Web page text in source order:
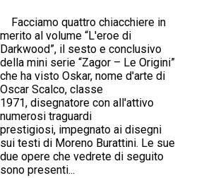
Facciamo quattro chiacchiere in
merito al volume “L'eroe di
Darkwood”, il sesto e conclusivo
della mini serie “Zagor – Le Origini”
che ha visto Oskar, nome d'arte di
Oscar Scalco, classe
1971, disegnatore con all'attivo
numerosi traguardi
prestigiosi, impegnato ai disegni
sui testi di Moreno Burattini. Le sue
due opere che vedrete di seguito
sono presenti...